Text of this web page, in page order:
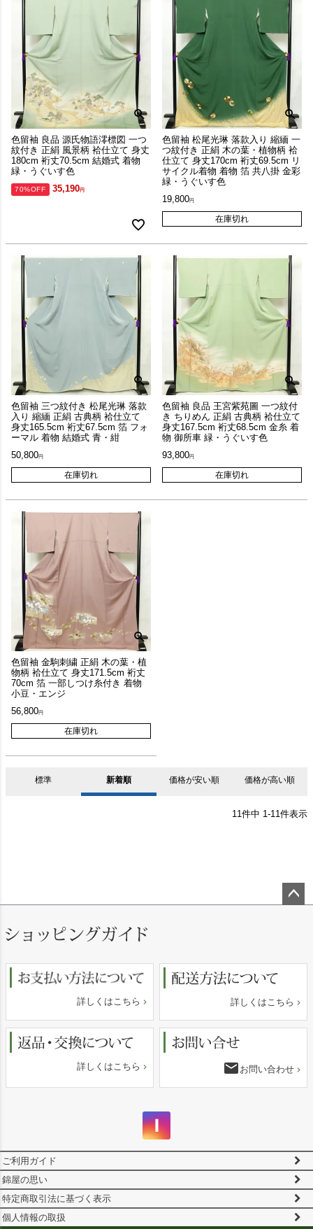
色留袖 良品 源氏物語澪標図 一つ
紋付き 正絹 風景柄 袷仕立て 身丈
180cm 裄丈70.5cm 結婚式 着物
緑・うぐいす色
70%OFF 35,190
色留袖 松尾光琳 落款入り 縮緬 一
つ紋付き 正絹 木の葉・植物柄 袷
仕立て 身丈170cm 裄丈69.5cm リ
サイクル着物 着物 箔 共八掛 金彩
緑・うぐいす色
19,800
在庫切れ
色留袖 三つ紋付き 松尾光琳 落款
入り 縮緬 正絹 古典柄 袷仕立て
身丈165.5cm 裄丈67.5cm 箔 フォ
ーマル 着物 結婚式 青・紺
50,800
在庫切れ
色留袖 良品 王宮紫苑圖 一つ紋付
き ちりめん 正絹 古典柄 袷仕立て
身丈167.5cm 裄丈68.5cm 金糸 着
物 御所車 緑・うぐいす色
93,800
在庫切れ
色留袖 金駒刺繍 正絹 木の葉・植
物柄 袷仕立て 身丈171.5cm 裄丈
70cm 箔 一部しつけ糸付き 着物
小豆・エンジ
56,800
在庫切れ
標準 新着順 価格が安い順 価格が高い順
11 件中 1 -11 件表示
詳しくはこちら 詳しくはこちら
詳しくはこちら email お問い合わせ
ご利用ガイド
錦屋の思い
特定商取引法に基づく表示
個人情報の取扱